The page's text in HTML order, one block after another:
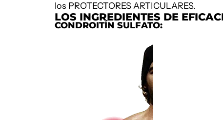
los PROTECTORES ARTICULARES.
LOS INGREDIENTES DE
CONDROITÍN SULFATO: